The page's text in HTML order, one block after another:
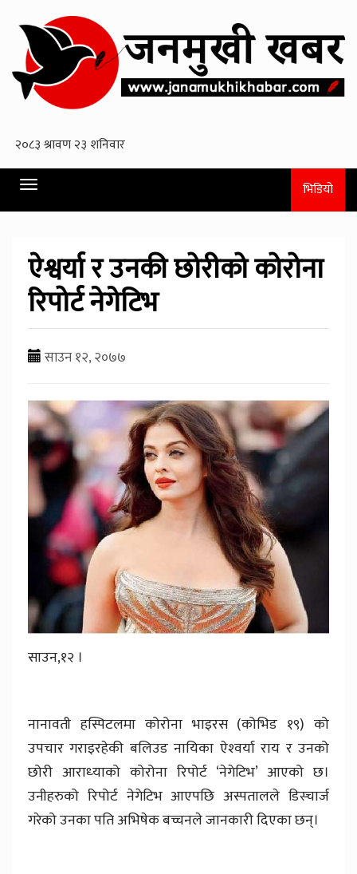
Toggle
navigation
भिडियो
ऐश्वर्या र उनकी छोरीको कोरोना
रिपोर्ट नेगेटिभ
साउन १२, २०७७
साउन,१२ ।
नानावती हस्पिटलमा कोरोना भाइरस (कोभिड १९) को
उपचार गराइरहेकी बलिउड नायिका ऐश्‍वर्या राय र उनको
छोरी आराध्‍याको कोरोना रिपोर्ट ‘नेगेटिभ’ आएको छ।
उनीहरुको रिपोर्ट नेगेटिभ आएपछि अस्पतालले डिस्चार्ज
गरेको उनका पति अभिषेक बच्चनले जानकारी दिएका छन्।